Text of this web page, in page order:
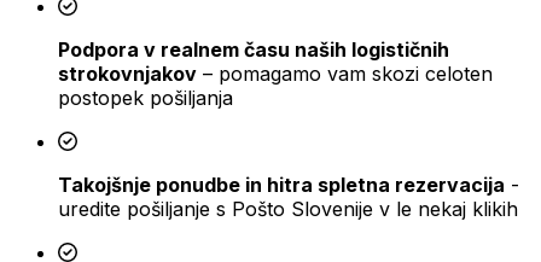
Podpora v realnem času naših logističnih
strokovnjakov – pomagamo vam skozi celoten
postopek pošiljanja
Takojšnje ponudbe in hitra spletna rezervacija -
uredite pošiljanje s Pošto Slovenije v le nekaj klikih